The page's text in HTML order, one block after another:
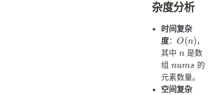
杂度分析
时间复杂
度： O(n)
O(n)，
其中n
n 是数
组nums
nums 的
元素数量。
空间复杂